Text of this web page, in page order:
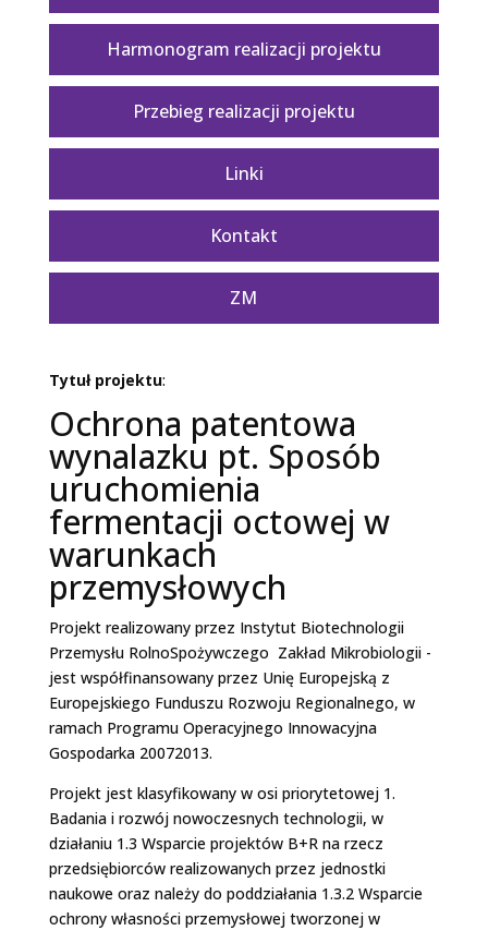
Harmonogram realizacji projektu
Przebieg realizacji projektu
Linki
Kontakt
ZM
Tytuł projektu:
Ochrona patentowa
wynalazku pt. Sposób
uruchomienia
fermentacji octowej w
warunkach
przemysłowych
Projekt realizowany przez Instytut Biotechnologii
Przemysłu Rolno­Spożywczego ­ Zakład Mikrobiologii ­
jest współfinansowany przez Unię Europejską z
Europejskiego Funduszu Rozwoju Regionalnego, w
ramach Programu Operacyjnego Innowacyjna
Gospodarka 2007­2013.
Projekt jest klasyfikowany w osi priorytetowej 1.
Badania i rozwój nowoczesnych technologii, w
działaniu 1.3 Wsparcie projektów B+R na rzecz
przedsiębiorców realizowanych przez jednostki
naukowe oraz należy do poddziałania 1.3.2 Wsparcie
ochrony własności przemysłowej tworzonej w